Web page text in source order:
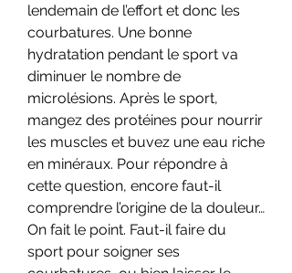
lendemain de l’effort et donc les
courbatures. Une bonne
hydratation pendant le sport va
diminuer le nombre de
microlésions. Après le sport,
mangez des protéines pour nourrir
les muscles et buvez une eau riche
en minéraux. Pour répondre à
cette question, encore faut-il
comprendre l’origine de la douleur…
On fait le point. Faut-il faire du
sport pour soigner ses